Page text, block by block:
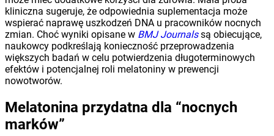
kliniczna sugeruje, że odpowiednia suplementacja może
wspierać naprawę uszkodzeń DNA u pracowników nocnych
zmian. Choć wyniki opisane w BMJ Journalssą obiecujące,
naukowcy podkreślają konieczność przeprowadzenia
większych badań w celu potwierdzenia długoterminowych
efektów i potencjalnej roli melatoniny w prewencji
nowotworów.
Melatonina przydatna dla “nocnych
marków”